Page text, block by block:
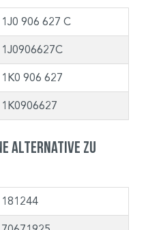
1J0 906 627 C
1J0906627C
1K0 906 627
1K0906627
Alternative zu
181244